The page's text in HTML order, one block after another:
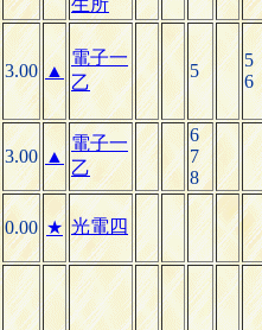
生所
3.00 ▲
電子一
乙
5
5
6
3.00 ▲
電子一
乙
6
7
8
0.00 ★ 光電四